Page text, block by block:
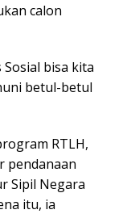
calon
bisa kita
betul-betul
RTLH,
pendanaan
Sipil Negara
itu, ia